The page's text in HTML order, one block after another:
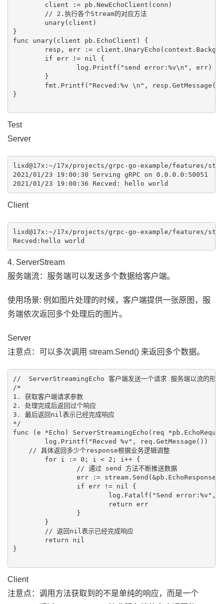
}
func unary(client pb.EchoClient) {
}
Test
Server
lixd@17x:~/17x/projects/grpc-go-example/features/
2021/01/23 19:00:30 Serving gRPC on 0.0.0.0:50051
Client
lixd@17x:~/17x/projects/grpc-go-example/features/
4. ServerStream
服务端流：服务端可以发送多个数据给客户端。
使用场景: 例如图片处理的时候，客户端提供一张原图，服
务端依次返回多个处理后的图片。
Server
注意点：可以多次调用 stream.Send() 来返回多个数据。
//  ServerStreamingEcho 客户端发送一个请求 服务端以流的形式
/*
1. 获取客户端请求参数
2. 处理完成后返回过个响应
3. 最后返回nil表示已经完成响应
*/
func (e *Echo) ServerStreamingEcho(req
    // 具体返回多少个response根据业务逻辑调整
}
Client
注意点：调用方法获取到的不是单纯的响应，而是一个